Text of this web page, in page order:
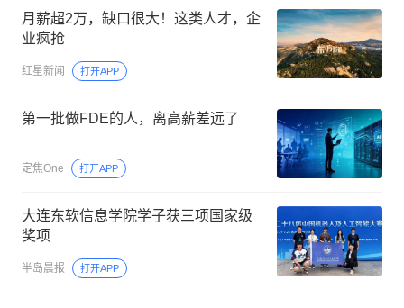
月薪超2万，缺口很大！这类人才，企
业疯抢
红星新闻 打开APP
第一批做FDE的人，离高薪差远了
定焦One 打开APP
大连东软信息学院学子获三项国家级
奖项
半岛晨报 打开APP